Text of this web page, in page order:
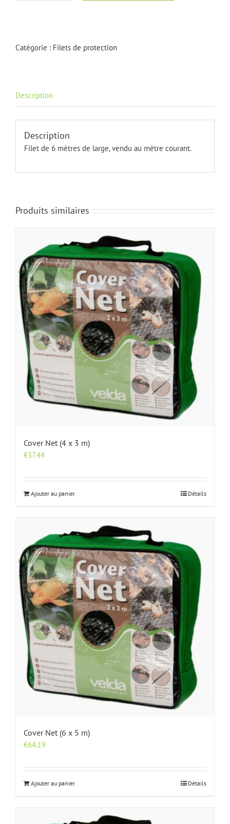
protection
Catégorie : Filets de protection
Description
Description
Filet de 6 mètres de large, vendu au mètre courant.
Produits similaires
Cover Net (4 x 3 m)
€37.44
Ajouter au panier Détails
Cover Net (6 x 5 m)
€64.19
Ajouter au panier Détails